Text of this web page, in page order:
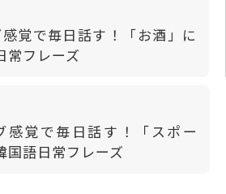
覚で毎日話す！「お酒」に
常フレーズ
感覚で毎日話す！「スポー
国語日常フレーズ